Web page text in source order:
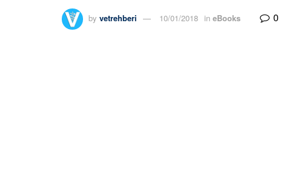
by vetrehberi 10/01/2018 in eBooks 0